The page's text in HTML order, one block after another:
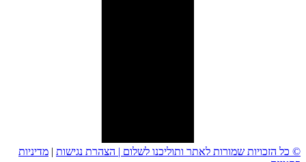
© כל הזכויות שמורות לאתר ותוליכנו לשלום | הצהרת נגישות | מדיניות